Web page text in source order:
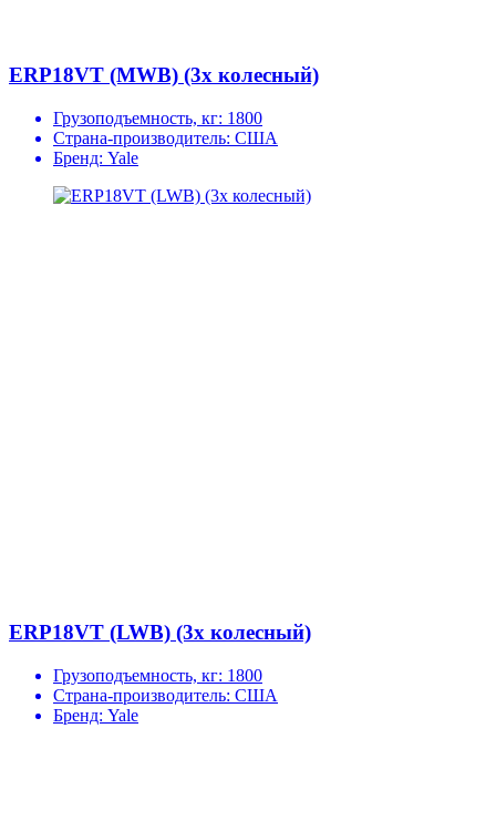
ERP18VT (MWB) (3х колесный)
Грузоподъемность, кг: 1800
Страна-производитель: США
Бренд: Yale
ERP18VT (LWB) (3х колесный)
Грузоподъемность, кг: 1800
Страна-производитель: США
Бренд: Yale